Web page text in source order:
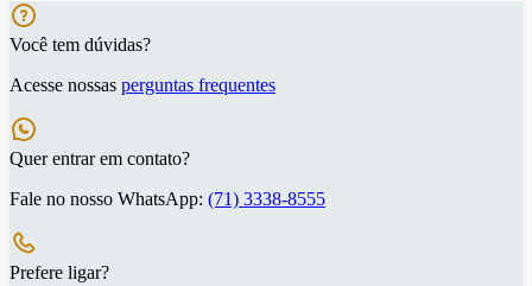
Você tem dúvidas?
Acesse nossas perguntas frequentes
Quer entrar em contato?
Fale no nosso WhatsApp: (71) 3338-8555
Prefere ligar?